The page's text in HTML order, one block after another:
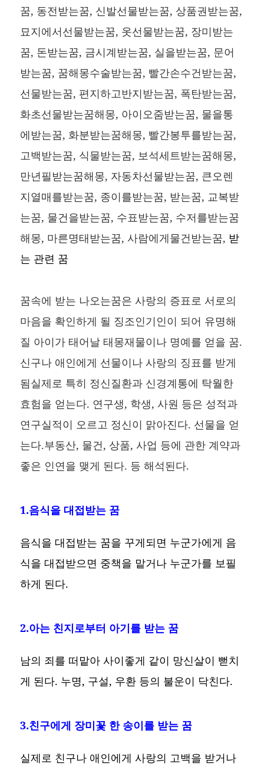
꿈, 동전받는꿈, 신발선물받는꿈, 상품권받는꿈,
묘지에서선물받는꿈, 옷선물받는꿈, 장미받는
꿈, 돈받는꿈, 금시계받는꿈, 실을받는꿈, 문어
받는꿈, 꿈해몽수술받는꿈, 빨간손수건받는꿈,
선물받는꿈, 편지하고반지받는꿈, 폭탄받는꿈,
화초선물받는꿈해몽, 아이오줌받는꿈, 물을통
에받는꿈, 화분받는꿈해몽, 빨간봉투를받는꿈,
고백받는꿈, 식물받는꿈, 보석세트받는꿈해몽,
만년필받는꿈해몽, 자동차선물받는꿈, 큰오렌
지열매를받는꿈, 종이를받는꿈, 받는꿈, 교복받
는꿈, 물건을받는꿈, 수표받는꿈, 수저를받는꿈
해몽, 마른명태받는꿈, 사람에게물건받는꿈, 받
는 관련 꿈
꿈속에 받는 나오는꿈은 사랑의 증표로 서로의
마음을 확인하게 될 징조인기인이 되어 유명해
질 아이가 태어날 태몽재물이나 명예를 얻을 꿈.
신구나 애인에게 선물이나 사랑의 징표를 받게
됨실제로 특히 정신질환과 신경계통에 탁월한
효험을 얻는다. 연구생, 학생, 사원 등은 성적과
연구실적이 오르고 정신이 맑아진다. 선물을 얻
는다.부동산, 물건, 상품, 사업 등에 관한 계약과
좋은 인연을 맺게 된다. 등 해석된다.
1.음식을 대접받는 꿈
음식을 대접받는 꿈을 꾸게되면 누군가에게 음
식을 대접받으면 중책을 맡거나 누군가를 보필
하게 된다.
2.아는 친지로부터 아기를 받는 꿈
남의 죄를 떠맡아 사이좋게 같이 망신살이 뻗치
게 된다. 누명, 구설, 우환 등의 불운이 닥친다.
3.친구에게 장미꽃 한 송이를 받는 꿈
실제로 친구나 애인에게 사랑의 고백을 받거나